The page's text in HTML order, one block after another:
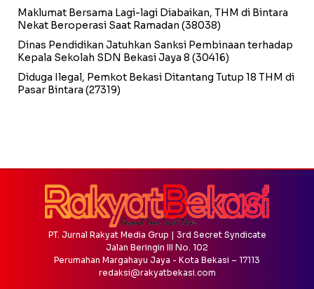
Maklumat Bersama Lagi-lagi Diabaikan, THM di Bintara
Nekat Beroperasi Saat Ramadan (38038)
Dinas Pendidikan Jatuhkan Sanksi Pembinaan terhadap
Kepala Sekolah SDN Bekasi Jaya 8 (30416)
Diduga Ilegal, Pemkot Bekasi Ditantang Tutup 18 THM di
Pasar Bintara (27319)
PT. Jurnal Rakyat Media Grup | 3rd Secret Syndicate
Jalan Beringin III No. 102
Perumahan Margahayu Jaya - Kota Bekasi – 17113
redaksi@rakyatbekasi.com